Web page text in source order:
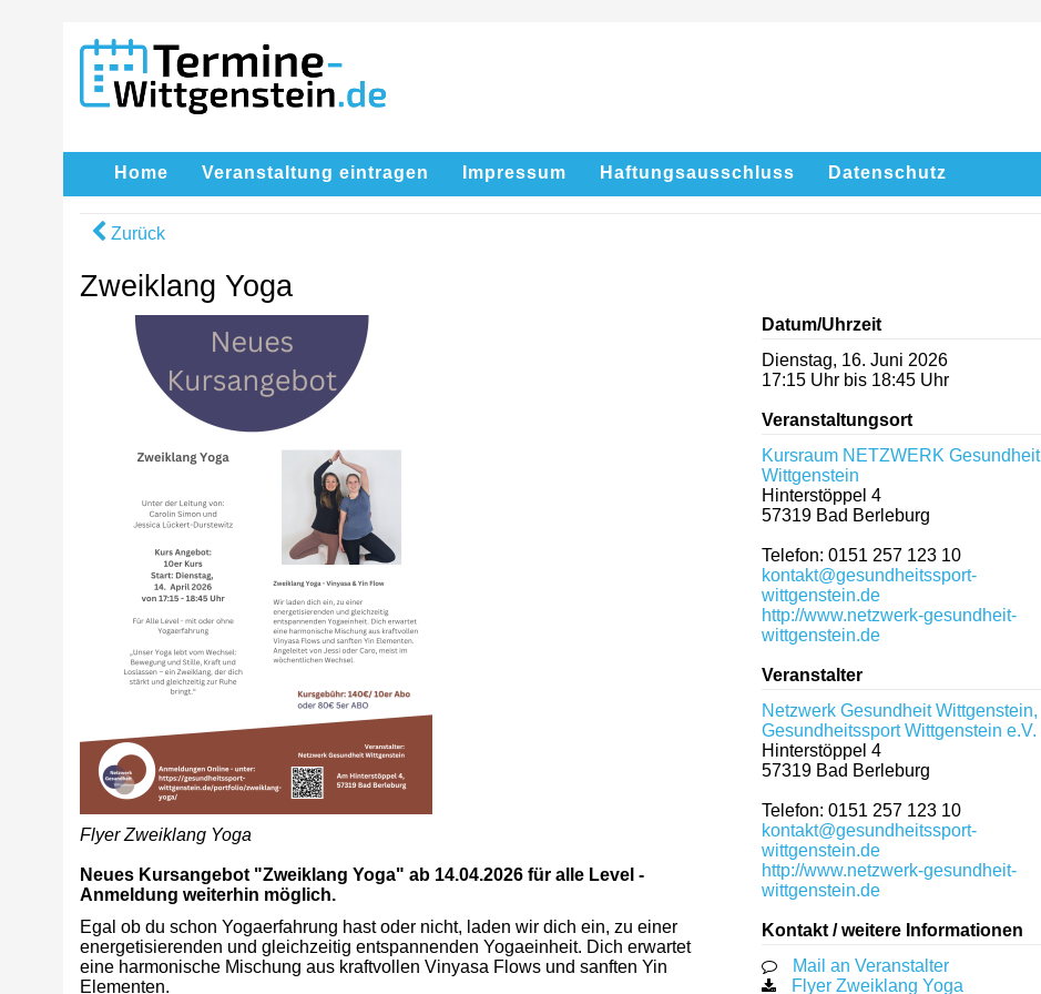
Home Veranstaltung eintragen Impressum Haftungsausschluss Datenschutz
Zurück
Zweiklang Yoga
Flyer Zweiklang Yoga
Neues Kursangebot "Zweiklang Yoga" ab 14.04.2026 für alle Level -
Anmeldung weiterhin möglich.
Egal ob du schon Yogaerfahrung hast oder nicht, laden wir dich ein, zu einer
energetisierenden und gleichzeitig entspannenden Yogaeinheit. Dich erwartet
eine harmonische Mischung aus kraftvollen Vinyasa Flows und sanften Yin
Elementen.
Datum/Uhrzeit
Dienstag, 16. Juni 2026
17:15 Uhr bis 18:45 Uhr
Veranstaltungsort
Kursraum NETZWERK Gesundheit
Wittgenstein
Hinterstöppel 4
57319 Bad Berleburg
Telefon: 0151 257 123 10
kontakt@gesundheitssport-
wittgenstein.de
http://www.netzwerk-gesundheit-
wittgenstein.de
Veranstalter
Netzwerk Gesundheit Wittgenstein,
Gesundheitssport Wittgenstein e.V.
Hinterstöppel 4
57319Bad Berleburg
Telefon: 0151 257 123 10
kontakt@gesundheitssport-
wittgenstein.de
http://www.netzwerk-gesundheit-
wittgenstein.de
Kontakt / weitere Informationen
Mail an Veranstalter
Flyer Zweiklang Yoga